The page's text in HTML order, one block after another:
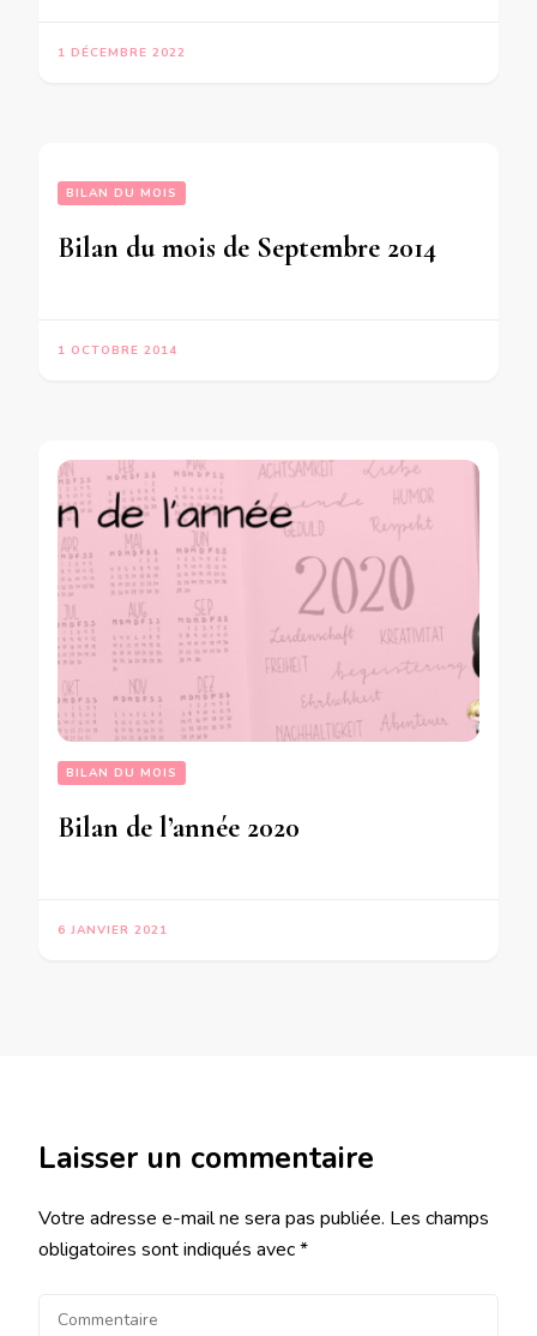
1 DÉCEMBRE 2022
BILAN DU MOIS
Bilan du mois de Septembre 2014
1 OCTOBRE 2014
BILAN DU MOIS
Bilan de l’année 2020
6 JANVIER 2021
Laisser un commentaire
Votre adresse e-mail ne sera pas publiée. Les champs
obligatoires sont indiqués avec*